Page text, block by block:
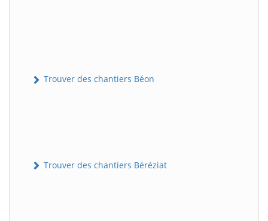
Trouver des chantiers Béon
Trouver des chantiers Béréziat